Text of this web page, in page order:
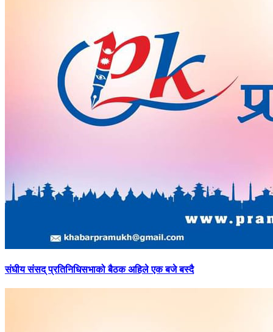
संघीयसंसद् प्रतिनिधिसभाको बैठक अहिले एक बजे बस्दै